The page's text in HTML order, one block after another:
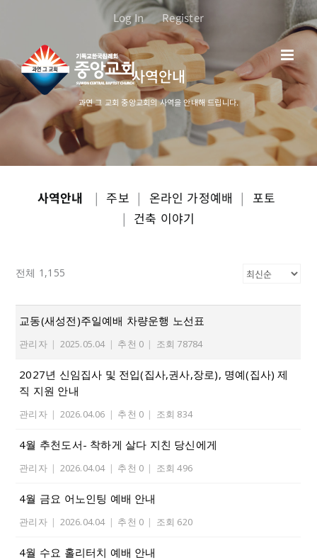
로
건
너
뛰
Log In Register
사역안내
과연 그 교회 중앙교회의 사역을 안내해 드립니다.
사역안내 | 주보 | 온라인 가정예배 | 포토
| 건축 이야기
전체 1,155
교동(새성전)주일예배 차량운행 노선표
관리자 | 2025.05.04 | 추천 0 | 조회 78784
2027년 신임집사 및 전입(집사,권사,장로), 명예(집사) 제
직 지원 안내
관리자 | 2026.04.06 | 추천 0 | 조회 834
4월 추천도서- 착하게 살다 지친 당신에게
관리자 | 2026.04.04 | 추천 0 | 조회 496
4월 금요 어노인팅 예배 안내
관리자 | 2026.04.04 | 추천 0 | 조회 620
4월 수요 홀리터치 예배 안내